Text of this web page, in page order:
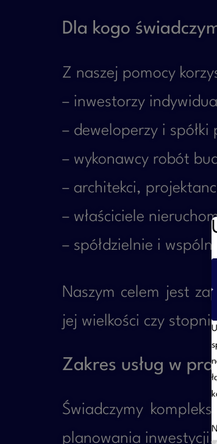
Dla kogo
Z naszej pomocy
– inwestorzy
– deweloperzy i
– wykonawcy robót
– architekci,
– właściciele
– spółdzielnie i
Naszym celem jest
jej wielkości czy
Zakres usług w
Świadczymy
planowania